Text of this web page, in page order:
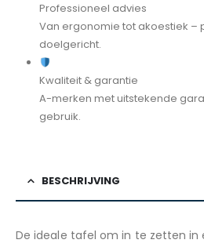
Professioneel advies
Van ergonomie tot akoestiek –
doelgericht.
Kwaliteit & garantie
A-merken met uitstekende
gebruik.
BESCHRIJVING
De ideale tafel om in te zetten in